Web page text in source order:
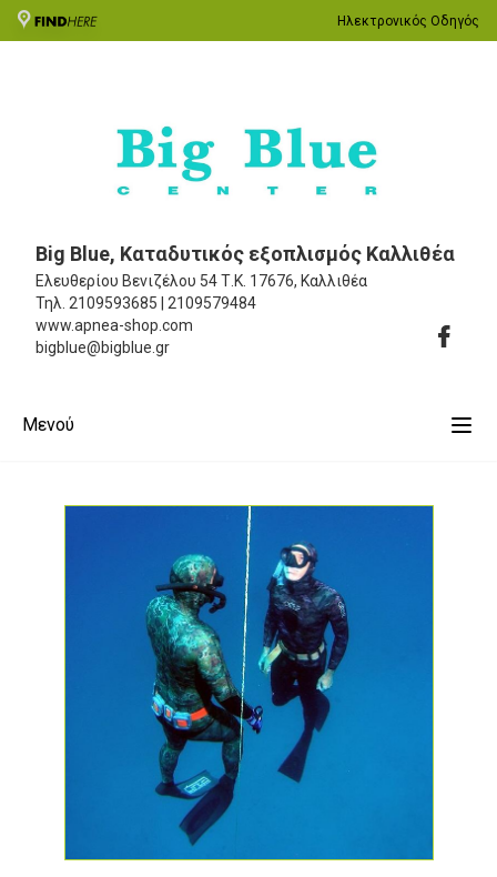
Ηλεκτρονικός Οδηγός
Big Blue, Καταδυτικός εξοπλισμός Καλλιθέα
Ελευθερίου Βενιζέλου 54Τ.Κ. 17676, Καλλιθέα
Τηλ. 2109593685 | 2109579484
www.apnea-shop.com
bigblue@bigblue.gr
Μενού